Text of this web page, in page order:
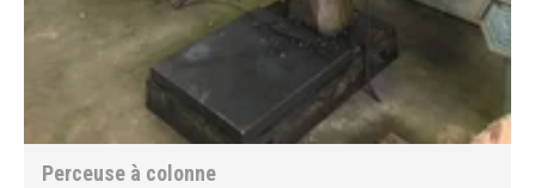
Perceuse à colonne